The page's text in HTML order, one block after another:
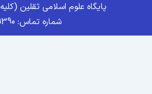
پایگاه علوم اسلامی ثقلین
شماره تماس: 79390 - 021